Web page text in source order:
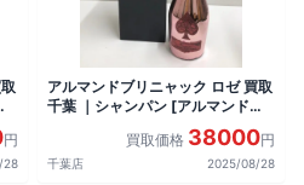
円
28
アルマンドブリニャック ロゼ 買取
千葉 ｜シャンパン [アルマンドブ
リニャック ロゼ]をお酒
買取価格 38000円
千葉店 2025/08/28